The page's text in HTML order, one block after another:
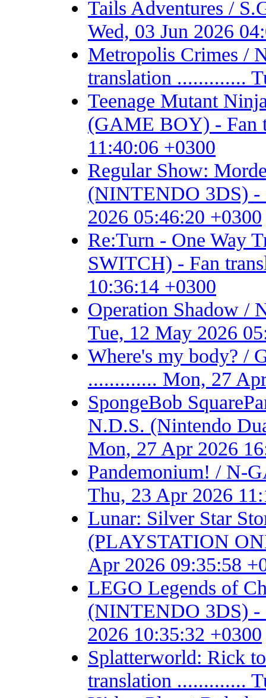
Tails Adventures /
Wed, 03 Jun 2026
Metropolis Crimes /
translation .............
Teenage Mutant
(GAME BOY) - Fan
11:40:06 +0300
Regular Show:
(NINTENDO 3DS) -
2026 05:46:20 +0300
Re:Turn - One Way
SWITCH) - Fan
10:36:14 +0300
Operation Shadow
Tue, 12 May 2026
Where's my body? /
............. Mon, 27
SpongeBob
N.D.S. (Nintendo
Mon, 27 Apr 2026
Pandemonium! / N-
Thu, 23 Apr 2026
Lunar: Silver Star
(PLAYSTATION
Apr 2026 09:35:58
LEGO Legends of
(NINTENDO 3DS) -
2026 10:35:32 +0300
Splatterworld: Rick
translation .............